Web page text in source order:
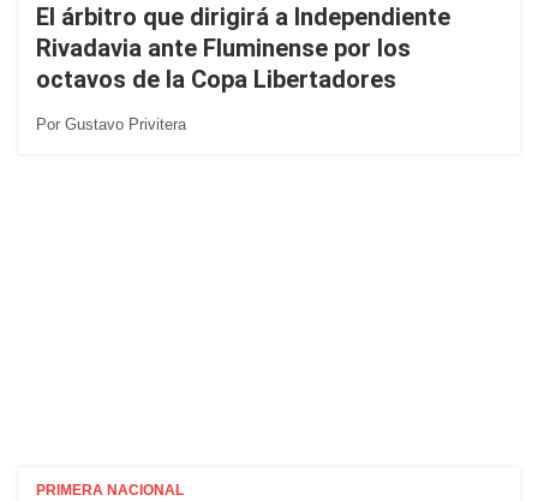
El árbitro que dirigirá a Independiente
Rivadavia ante Fluminense por los
octavos de la Copa Libertadores
Por Gustavo Privitera
PRIMERA NACIONAL